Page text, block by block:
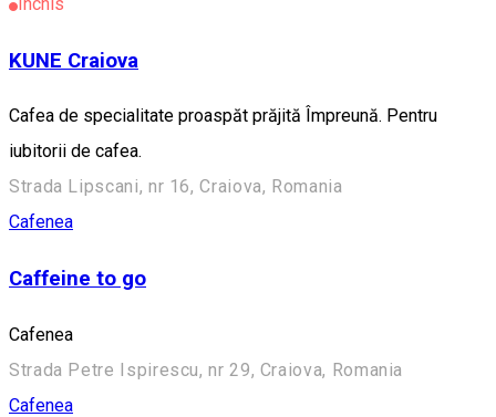
KUNE Craiova
Cafea de specialitate proaspăt prăjită Împreună. Pentru
iubitorii de cafea.
Strada Lipscani, nr 16, Craiova, Romania
Cafenea
Caffeine to go
Cafenea
Strada Petre Ispirescu, nr 29, Craiova, Romania
Cafenea